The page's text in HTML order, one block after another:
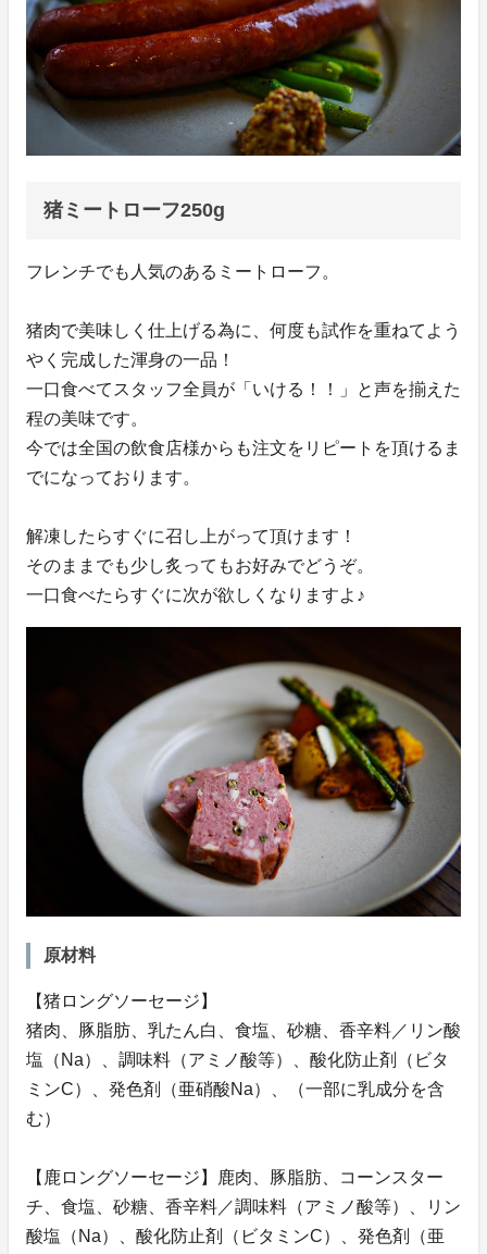
猪ミートローフ250g
フレンチでも人気のあるミートローフ。
猪肉で美味しく仕上げる為に、何度も試作を重ねてよう
やく完成した渾身の一品！
一口食べてスタッフ全員が「いける！！」と声を揃えた
程の美味です。
今では全国の飲食店様からも注文をリピートを頂けるま
でになっております。
解凍したらすぐに召し上がって頂けます！
そのままでも少し炙ってもお好みでどうぞ。
一口食べたらすぐに次が欲しくなりますよ♪
原材料
【猪ロングソーセージ】
猪肉、豚脂肪、乳たん白、食塩、砂糖、香辛料／リン酸
塩（Na）、調味料（アミノ酸等）、酸化防止剤（ビタ
ミンC）、発色剤（亜硝酸Na）、（一部に乳成分を含
む）
【鹿ロングソーセージ】鹿肉、豚脂肪、コーンスター
チ、食塩、砂糖、香辛料／調味料（アミノ酸等）、リン
酸塩（Na）、酸化防止剤（ビタミンC）、発色剤（亜